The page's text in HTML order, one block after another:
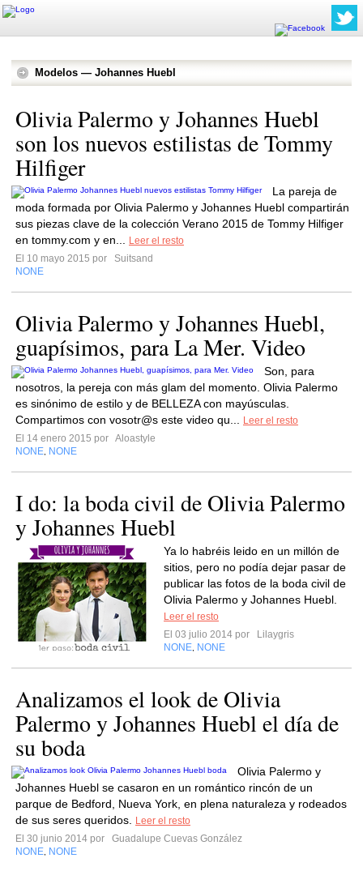
Modelos — Johannes Huebl
Olivia Palermo y Johannes Huebl
son los nuevos estilistas de Tommy
Hilfiger
La pareja de
moda formada por Olivia Palermo y Johannes Huebl compartirán
sus piezas clave de la colección Verano 2015 de Tommy Hilfiger
en tommy.com y en...
Leer el resto
El 10 mayo 2015 por
Suitsand
NONE
Olivia Palermo y Johannes Huebl,
guapísimos, para La Mer. Video
Son, para
nosotros, la pereja con más glam del momento. Olivia Palermo
es sinónimo de estilo y de BELLEZA con mayúsculas.
Compartimos con vosotr@s este video qu...
Leer el resto
El 14 enero 2015 por Aloastyle
NONE NONE
I do: la boda civil de Olivia Palermo
y Johannes Huebl
Ya lo habréis leido en un millón de
sitios, pero no podía dejar pasar de
publicar las fotos de la boda civil de
Olivia Palermo y Johannes Huebl.
Leer el resto
El 03 julio 2014 por
Lilaygris
NONE NONE
Analizamos el look de Olivia
Palermo y Johannes Huebl el día de
su boda
Olivia Palermo y
Johannes Huebl se casaron en un romántico rincón de un
parque de Bedford, Nueva York, en plena naturaleza y rodeados
de sus seres queridos.
Leer el resto
El 30 junio 2014 por
Guadalupe Cuevas González
NONE NONE